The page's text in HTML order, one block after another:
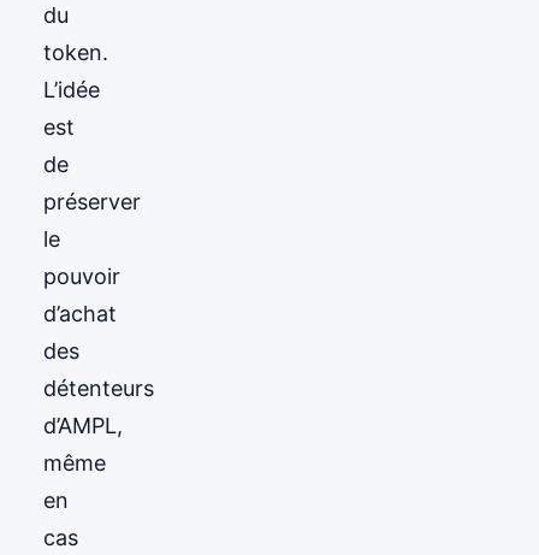
du
token.
L’idée
est
de
préserver
le
pouvoir
d’achat
des
détenteurs
d’AMPL,
même
en
cas